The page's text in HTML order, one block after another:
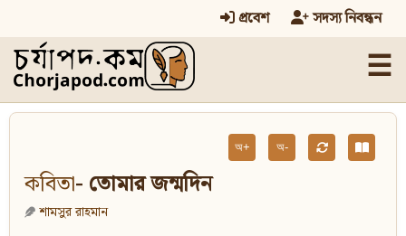
প্রবেশ সদস্য নিবন্ধন
☰
অ+ অ-
কবিতা- তোমার জন্মদিন
শামসুর রাহমান